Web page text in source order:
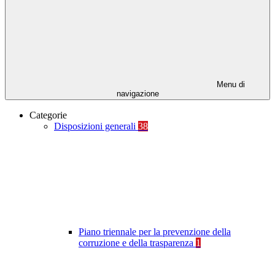
Menu di
navigazione
Categorie
Disposizioni generali 38
Piano triennale per la prevenzione della
corruzione e della trasparenza 1